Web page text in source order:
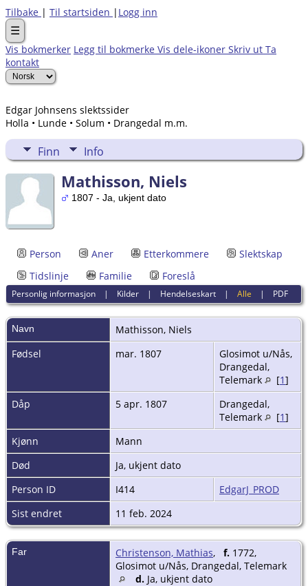
Tilbake | Til startsiden | Logg inn
☰
Vis bokmerker Legg til bokmerke Vis dele-ikoner Skriv ut Ta
kontakt
Edgar Johnsens slektssider
Holla • Lunde • Solum • Drangedal m.m.
Finn Info
Mathisson, Niels
1807 - Ja, ukjent dato
Person Aner Etterkommere
Slektskap
Tidslinje
Familie Foreslå
Personlig informasjon | Kilder | Hendelseskart |Alle | PDF
Navn Mathisson, Niels
Fødsel
mar. 1807
Glosimot u/Nås,
Drangedal,
Telemark
[1]
Dåp
5 apr. 1807
Drangedal,
Telemark
[1]
Kjønn
Mann
Død
Ja, ukjent dato
Person ID
I414
EdgarJ_PROD
Sist endret
11 feb. 2024
Far Christenson, Mathias, f. 1772,
Glosimot u/Nås, Drangedal, Telemark
d. Ja, ukjent dato